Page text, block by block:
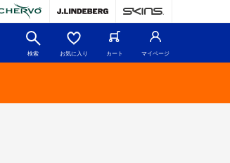
検索 お気に入り カート マイページ